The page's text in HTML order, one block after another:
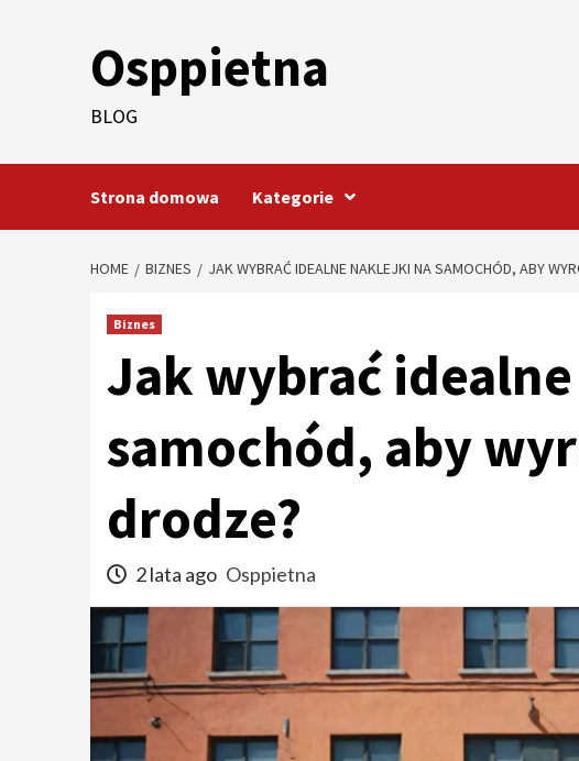
Osppietna
BLOG
Strona domowa Kategorie
HOME BIZNES JAK WYBRAĆ IDEALNE NAKLEJKI NA SAMOCHÓD, ABY
Biznes
Jak wybrać
samochód, aby
drodze?
2 lata ago Osppietna